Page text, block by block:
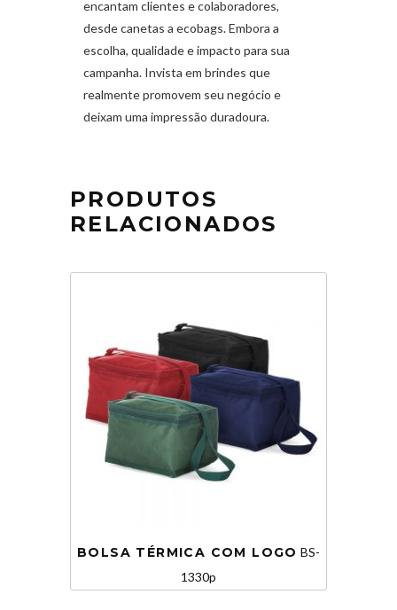
encantam clientes e colaboradores,
desde canetas a ecobags. Embora a
escolha, qualidade e impacto para sua
campanha. Invista em brindes que
realmente promovem seu negócio e
deixam uma impressão duradoura.
PRODUTOS
RELACIONADOS
BOLSA TÉRMICA COM LOGO BS-
1330p